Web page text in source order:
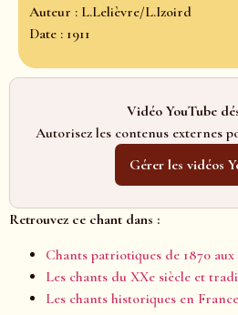
Auteur : L.Lelièvre/L.Izoird
Date : 1911
Vidéo YouTube
Autorisez les contenus externes
Gérer les vidéos
Retrouvez ce chant dans :
Chants patriotiques de 1870
Les chants du XXe siècle et
Les chants historiques en France